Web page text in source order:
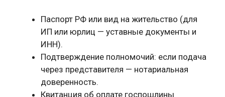
Паспорт РФ или вид на жительство (для
ИП или юрлиц — уставные документы и
ИНН).
Подтверждение полномочий: если подача
через представителя — нотариальная
доверенность.
Квитанция об оплате госпошлины